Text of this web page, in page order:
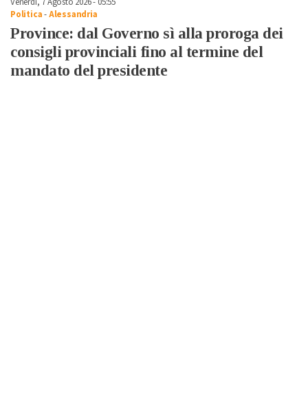
Politica-Alessandria
Province: dal Governo sì alla proroga dei
consigli provinciali fino al termine del
mandato del presidente